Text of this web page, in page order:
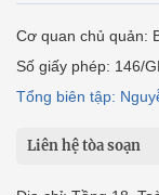
Cơ quan chủ quản:
Số giấy phép: 146/
Tổng biên tập:
Liên hệ tòa soạn